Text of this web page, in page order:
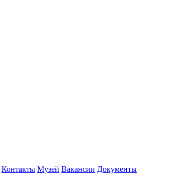
Контакты Музей Вакансии Документы